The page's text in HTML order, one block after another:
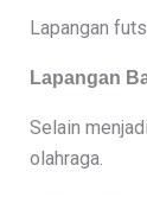
Lapangan
Lapangan
Selain
olahraga.